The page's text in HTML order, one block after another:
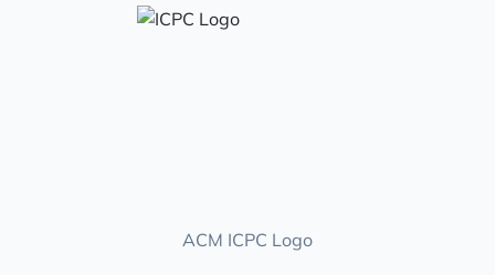
ACM ICPC Logo